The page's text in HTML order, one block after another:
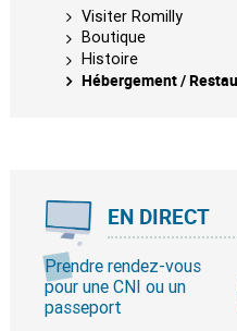
Visiter Romilly
Boutique
Histoire
Hébergement /
EN DIRECT
Prendre rendez-vous
pour une CNI ou un
passeport